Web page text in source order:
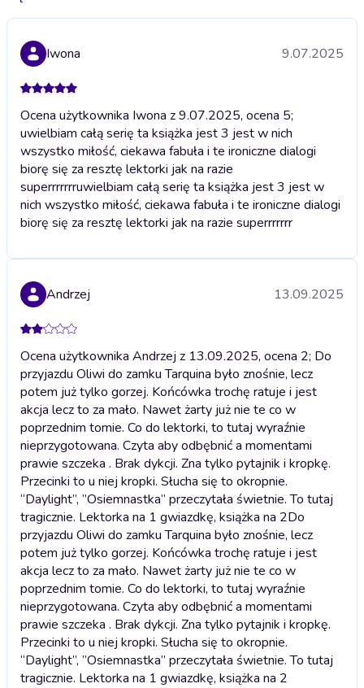
Iwona 9.07.2025
Ocena użytkownika Iwona z 9.07.2025, ocena 5;
uwielbiam całą serię ta książka jest 3 jest w nich
wszystko miłość, ciekawa fabuła i te ironiczne dialogi
biorę się za resztę lektorki jak na razie
superrrrrrruwielbiam całą serię ta książka jest 3 jest w
nich wszystko miłość, ciekawa fabuła i te ironiczne dialogi
biorę się za resztę lektorki jak na razie superrrrrrr
Andrzej 13.09.2025
Ocena użytkownika Andrzej z 13.09.2025, ocena 2; Do
przyjazdu Oliwi do zamku Tarquina było znośnie, lecz
potem już tylko gorzej. Końcówka trochę ratuje i jest
akcja lecz to za mało. Nawet żarty już nie te co w
poprzednim tomie. Co do lektorki, to tutaj wyraźnie
nieprzygotowana. Czyta aby odbębnić a momentami
prawie szczeka . Brak dykcji. Zna tylko pytajnik i kropkę.
Przecinki to u niej kropki. Słucha się to okropnie.
“Daylight”, ”Osiemnastka” przeczytała świetnie. To tutaj
tragicznie. Lektorka na 1 gwiazdkę, książka na 2Do
przyjazdu Oliwi do zamku Tarquina było znośnie, lecz
potem już tylko gorzej. Końcówka trochę ratuje i jest
akcja lecz to za mało. Nawet żarty już nie te co w
poprzednim tomie. Co do lektorki, to tutaj wyraźnie
nieprzygotowana. Czyta aby odbębnić a momentami
prawie szczeka . Brak dykcji. Zna tylko pytajnik i kropkę.
Przecinki to u niej kropki. Słucha się to okropnie.
“Daylight”, ”Osiemnastka” przeczytała świetnie. To tutaj
tragicznie. Lektorka na 1 gwiazdkę, książka na 2